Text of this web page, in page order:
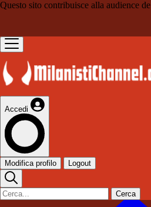
Questo sito contribuisce alla audience de
Accedi
Modifica profilo Logout
Cerca